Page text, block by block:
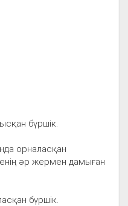
бүршік.
орналасқан
әр жермен дамыған
бүршік.